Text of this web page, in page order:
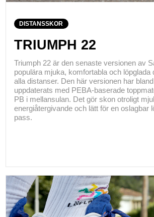
DISTANSSKOR
TRIUMPH 22
Triumph 22 är den senaste versionen av
populära mjuka, komfortabla och löpglada
alla distanser. Den här versionen har
uppdaterats med PEBA-baserade
PB i mellansulan. Det gör skon otroligt
energiåtergivande och lätt för en oslagbar
pass.